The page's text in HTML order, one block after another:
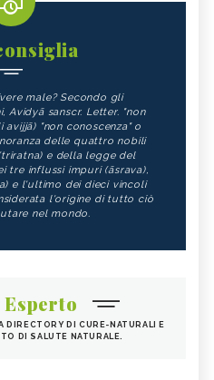
male? Secondo gli
Avidyā sanscr. Letter. "non
avijjā) "non conoscenza" o
delle quattro nobili
e della legge del
tre influssi impuri (āsrava),
e l'ultimo dei dieci vincoli
l'origine di tutto ciò
nel mondo.
DIRECTORY DI CURE-NATURALI E
DI SALUTE NATURALE.